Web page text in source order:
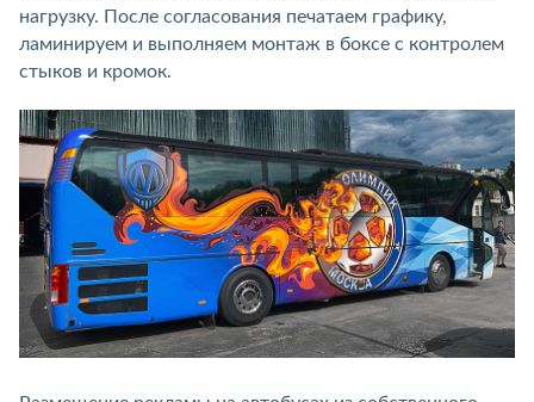
нагрузку. После согласования печатаем графику,
ламинируем и выполняем монтаж в боксе с контролем
стыков и кромок.